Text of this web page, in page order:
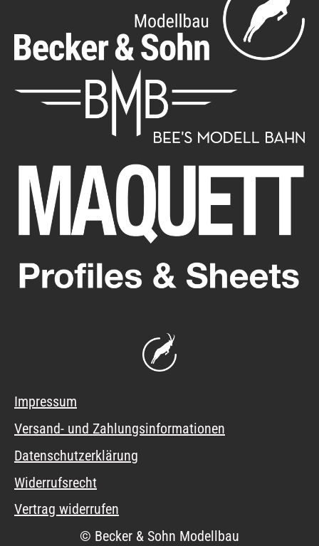
Impressum
Versand- und Zahlungsinformationen
Datenschutzerklärung
Widerrufsrecht
Vertrag widerrufen
© Becker & Sohn Modellbau